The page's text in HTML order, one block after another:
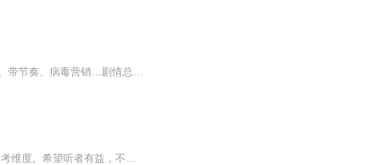
当真相被操纵、利用，我们该如何看、如何听、如何思考？谣言、误传、10万+、阴谋论、带节奏、病毒营销…剧情总反转，频繁被打脸，真相何在？你以为你在独立思考吗？你以为的真相就真的是真相吗？真相是个多面体，别有用心者只描绘其中的一面。
日本学者金文京从东洋角度看待三国历史。角度不同，必定可以扩展我们的历史见识和思考维度。希望听者有益，不枉此行。